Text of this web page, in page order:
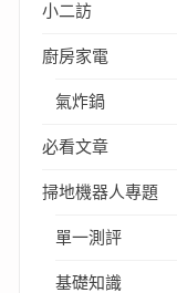
小二訪
廚房家電
氣炸鍋
必看文章
掃地機器人專題
單一測評
基礎知識